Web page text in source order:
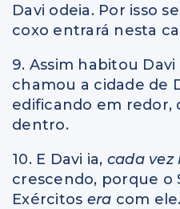
Davi odeia. Por isso
coxo entrará nesta
9. Assim habitou
chamou a cidade de
edificando em redor,
dentro.
10. E Davi ia, cada vez
crescendo, porque o
Exércitos era com ele.